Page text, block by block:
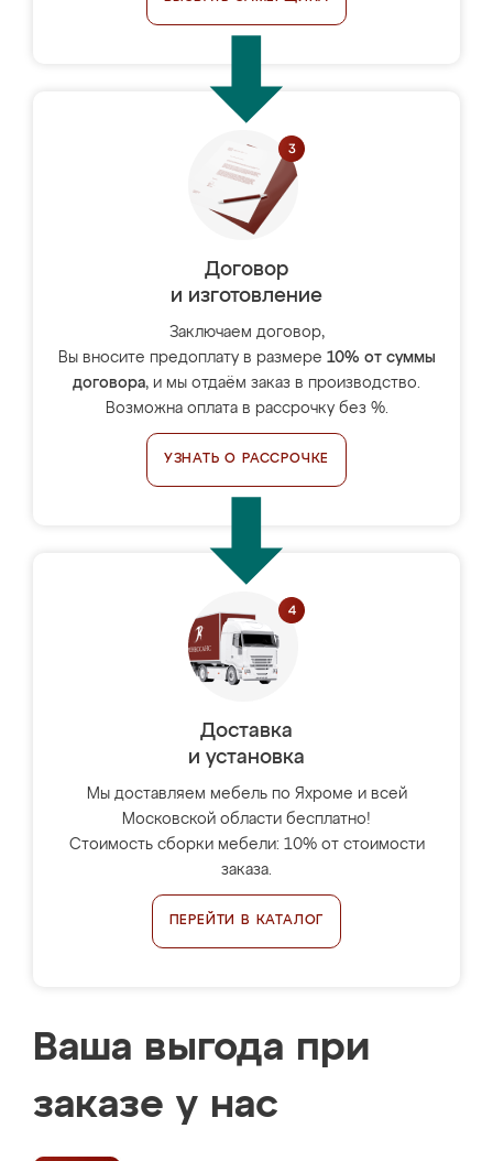
Договор
и изготовление
Заключаем договор,
Вы вносите предоплату в размере 10% от суммы
договора, и мы отдаём заказ в производство.
Возможна оплата в рассрочку без %.
УЗНАТЬ О РАССРОЧКЕ
Доставка
и установка
Мы доставляем мебель по Яхроме и всей
Московской области бесплатно!
Стоимость сборки мебели: 10% от стоимости
заказа.
ПЕРЕЙТИ В КАТАЛОГ
Ваша выгода при
заказе у нас